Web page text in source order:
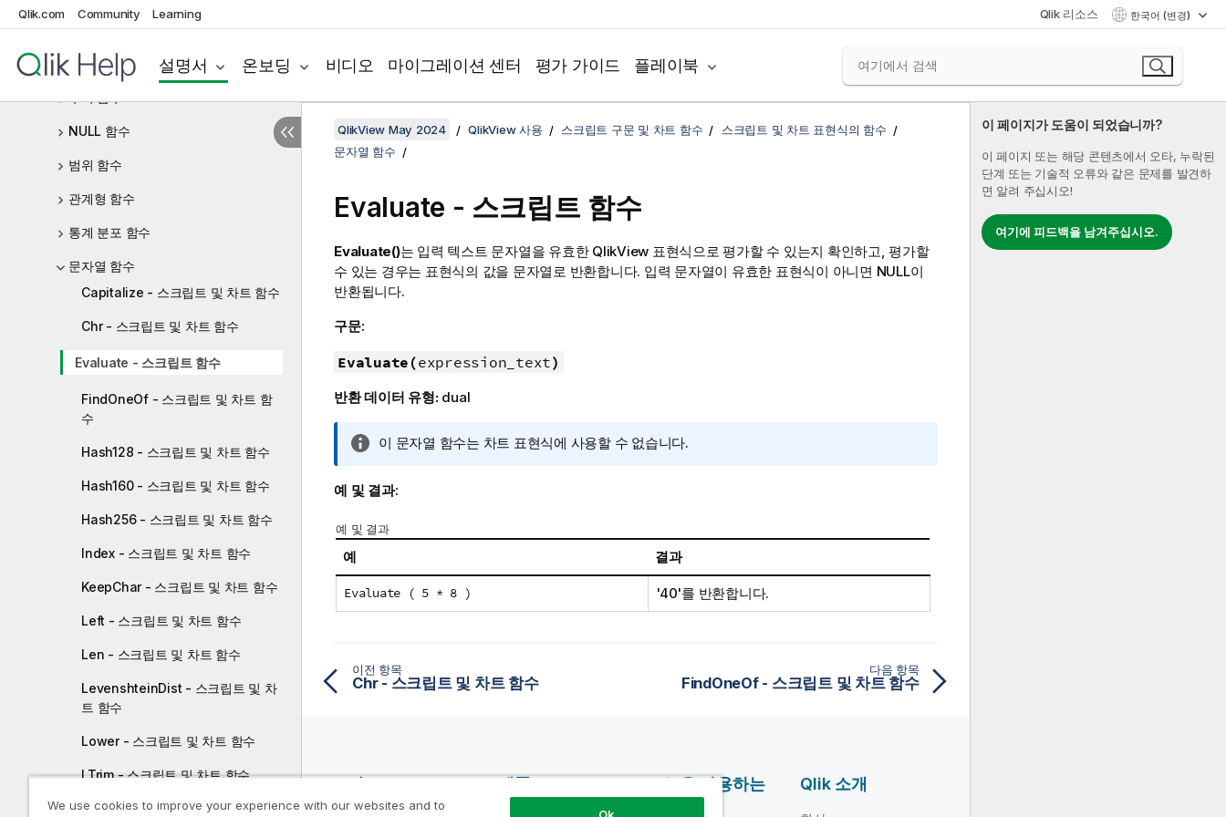
Qlik.com Community Learning Qlik 리소스 한국어 (변경)
설명서 온보딩 비디오 마이그레이션 센터 평가 가이드 플레이북
논리 함수
매핑 함수
NULL 함수
범위 함수
관계형 함수
통계 분포 함수
문자열 함수
Capitalize - 스크립트 및 차트 함수
Chr - 스크립트 및 차트 함수
Evaluate - 스크립트 함수
FindOneOf - 스크립트 및 차트 함
수
Hash128 - 스크립트 및 차트 함수
Hash160 - 스크립트 및 차트 함수
Hash256 - 스크립트 및 차트 함수
Index - 스크립트 및 차트 함수
KeepChar - 스크립트 및 차트 함수
Left - 스크립트 및 차트 함수
Len - 스크립트 및 차트 함수
LevenshteinDist - 스크립트 및 차
트 함수
Lower - 스크립트 및 차트 함수
LTrim - 스크립트 및 차트 함수
Mid - 스크립트 및 차트 함수
이 페이지가 도움이 되었습니까?
이 페이지 또는 해당 콘텐츠에서 오타, 누락된
단계 또는 기술적 오류와 같은 문제를 발견하
면 알려 주십시오!
여기에 피드백을 남겨주십시오.
QlikView May 2024 QlikView 사용 스크립트 구문 및 차트 함수
스크립트 및 차트 표현식의 함수
문자열 함수
Evaluate - 스크립트 함수
Evaluate()는 입력 텍스트 문자열을 유효한 QlikView 표현식으로 평가할 수 있는지 확인하고, 평가할
수 있는 경우는 표현식의 값을 문자열로 반환합니다. 입력 문자열이 유효한 표현식이 아니면 NULL이
반환됩니다.
구문:
Evaluate(expression_text)
반환 데이터 유형: dual
정
메
모
이 문자열 함수는 차트 표현식에 사용할 수 없습니다.
예 및 결과:
예 및 결과
예 결과
Evaluate ( 5 * 8 ) '40'를 반환합니다.
이전 항목
Chr - 스크립트 및 차트 함수
다음 항목
FindOneOf - 스크립트 및 차트 함수
리소스 제품
Qlik을 사용하는
Qlik 소개
We use cookies to improve your experience with our websites and to